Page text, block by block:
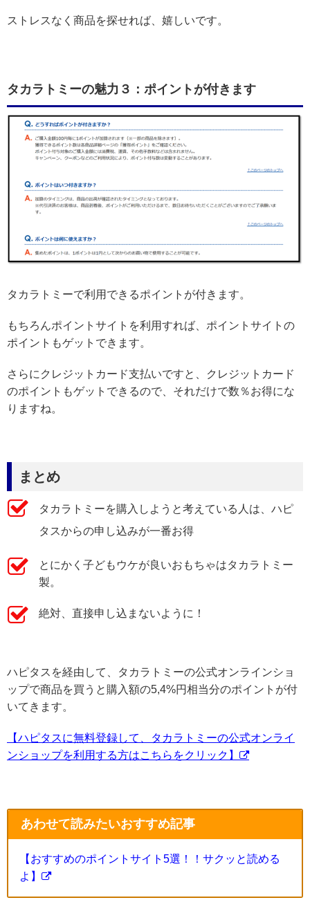
ストレスなく商品を探せれば、嬉しいです。
タカラトミーの魅力３：ポイントが付きます
タカラトミーで利用できるポイントが付きます。
もちろんポイントサイトを利用すれば、ポイントサイトの
ポイントもゲットできます。
さらにクレジットカード支払いですと、クレジットカード
のポイントもゲットできるので、それだけで数％お得にな
りますね。
まとめ
タカラトミーを購入しようと考えている人は、ハピ
タスからの申し込みが一番お得
とにかく子どもウケが良いおもちゃはタカラトミー
製。
絶対、直接申し込まないように！
ハピタスを経由して、タカラトミーの公式オンラインショ
ップで商品を買うと購入額の5,4%円相当分のポイントが付
いてきます。
【ハピタスに無料登録して、タカラトミーの公式オンライ
ンショップを利用する方はこちらをクリック】
あわせて読みたいおすすめ記事
【おすすめのポイントサイト5選！！サクッと読める
よ】